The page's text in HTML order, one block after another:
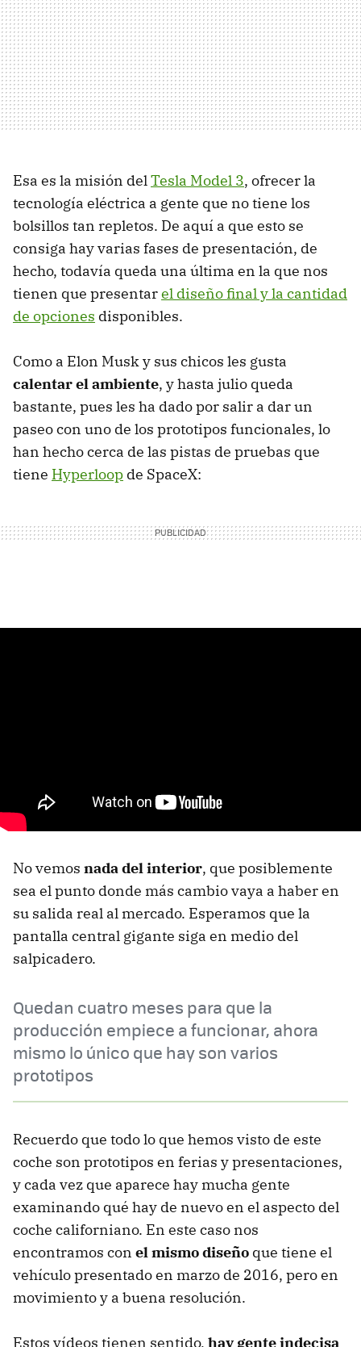
Esa es la misión delTesla Model 3, ofrecer la
tecnología eléctrica a gente que no tiene los
bolsillos tan repletos. De aquí a que esto se
consiga hay varias fases de presentación, de
hecho, todavía queda una última en la que nos
tienen que presentarel diseño final y la cantidad
de opciones disponibles.
Como a Elon Musk y sus chicos les gusta
calentar el ambiente, y hasta julio queda
bastante, pues les ha dado por salir a dar un
paseo con uno de los prototipos funcionales, lo
han hecho cerca de las pistas de pruebas que
tiene Hyperloop de SpaceX:
No vemos nada del interior, que posiblemente
sea el punto donde más cambio vaya a haber en
su salida real al mercado. Esperamos que la
pantalla central gigante siga en medio del
salpicadero.
Quedan cuatro meses para que la
producción empiece a funcionar, ahora
mismo lo único que hay son varios
prototipos
Recuerdo que todo lo que hemos visto de este
coche son prototipos en ferias y presentaciones,
y cada vez que aparece hay mucha gente
examinando qué hay de nuevo en el aspecto del
coche californiano. En este caso nos
encontramos con el mismo diseño que tiene el
vehículo presentado en marzo de 2016, pero en
movimiento y a buena resolución.
Estos vídeos tienen sentido, hay gente indecisa